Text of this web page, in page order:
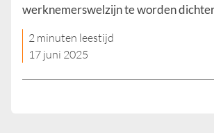
werknemerswelzijn te worden
2 minuten leestijd
17 juni 2025